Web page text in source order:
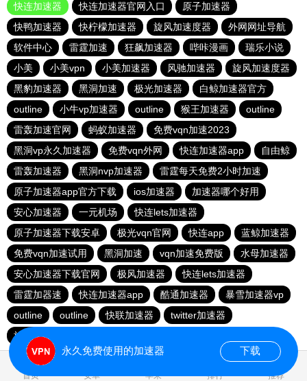
快连加速器
快连加速器官网入口
原子加速器
快鸭加速器
快柠檬加速器 旋风加速度器
外网网址导航
软件中心
雷霆加速 狂飙加速器 哔咔漫画
瑞乐小说
小美
小美vpn 小美加速器 风驰加速器
旋风加速度器
黑豹加速器
黑洞加速 极光加速器
白鲸加速器官方
outline
小牛vp加速器 outline 猴王加速器
outline
雷轰加速官网
蚂蚁加速器
免费vqn加速2023
黑洞vp永久加速器
免费vqn外网 快连加速器app
自由鲸
雷轰加速器
黑洞nvp加速器
雷霆每天免费2小时加速
原子加速器app官方下载
ios加速器
加速器哪个好用
安心加速器
一元机场
快连lets加速器
原子加速器下载安卓
极光vqn官网 快连app
蓝鲸加速器
免费vqn加速试用
黑洞加速 vqn加速免费版
水母加速器
安心加速器下载官网
极风加速器
快连lets加速器
雷霆加器速
快连加速器app 酷通加速器
暴雪加速器vp
outline
outline 快联加速器
twitter加速器
旋风加速度器
首页 安卓 苹果 排行 推荐
永久免费使用的加速器 下载
0.022492s